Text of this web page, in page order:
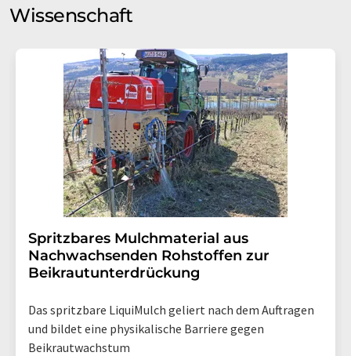
Wissenschaft
Spritzbares Mulchmaterial aus
Nachwachsenden Rohstoffen zur
Beikrautunterdrückung
Das spritzbare LiquiMulch geliert nach dem Auftragen
und bildet eine physikalische Barriere gegen
Beikrautwachstum